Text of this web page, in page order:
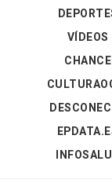
VÍDEOS
CHANCE